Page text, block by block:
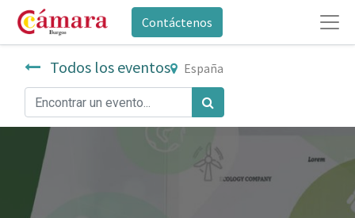
Contáctenos
Todos los eventos España